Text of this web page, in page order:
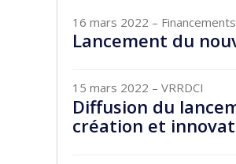
16 mars 2022 –
Lancement du
15 mars 2022 – VRRDCI
Diffusion du
création et